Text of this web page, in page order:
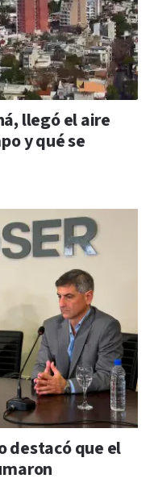
llegó el aire
y qué se
destacó que el